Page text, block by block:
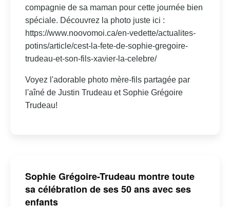
compagnie de sa maman pour cette journée bien
spéciale. Découvrez la photo juste ici :
https://www.noovomoi.ca/en-vedette/actualites-
potins/article/cest-la-fete-de-sophie-gregoire-
trudeau-et-son-fils-xavier-la-celebre/
Voyez l'adorable photo mère-fils partagée par
l'aîné de Justin Trudeau et Sophie Grégoire
Trudeau!
Sophie Grégoire-Trudeau montre toute
sa célébration de ses 50 ans avec ses
enfants